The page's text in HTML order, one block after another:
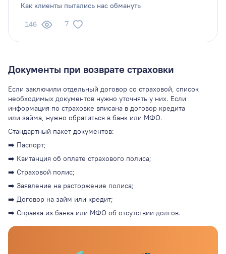
Как клиенты пытались нас обмануть
146 7
Документы при возврате страховки
Если заключили отдельный договор со страховой, список
необходимых документов нужно уточнять у них. Если
информация по страховке вписана в договор кредита
или займа, нужно обратиться в банк или МФО.
Стандартный пакет документов:
➡️ Паспорт;
➡️ Квитанция об оплате страхового полиса;
➡️ Страховой полис;
➡️ Заявление на расторжение полиса;
➡️ Договор на займ или кредит;
➡️ Справка из банка или МФО об отсутствии долгов.